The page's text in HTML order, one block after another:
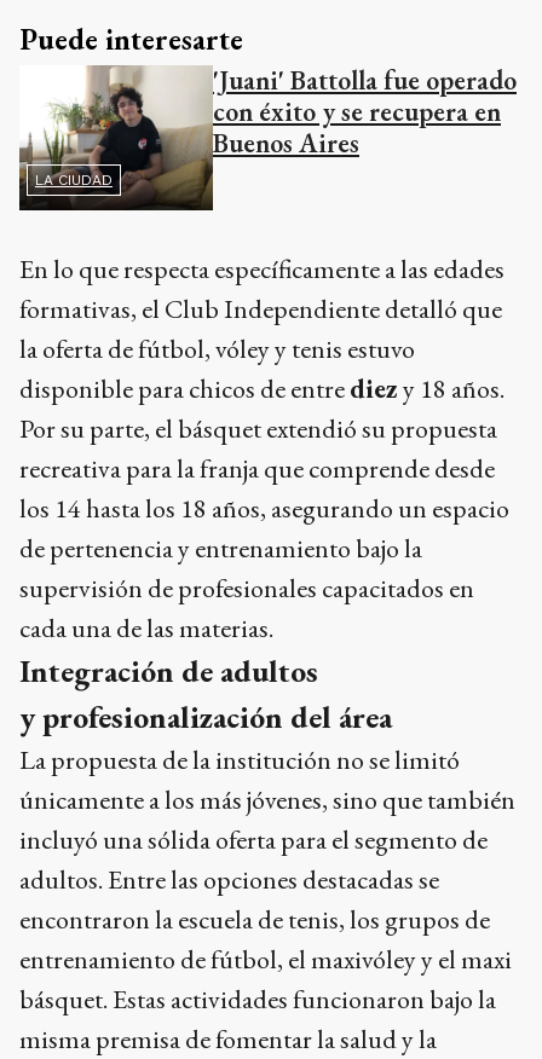
Puede interesarte
LA CIUDAD
'Juani' Battolla fue operado
con éxito y se recupera en
Buenos Aires
En lo que respecta específicamente a las edades
formativas, el Club Independiente detalló que
la oferta de fútbol, vóley y tenis estuvo
disponible para chicos de entrediezy 18 años.
Por su parte, el básquet extendió su propuesta
recreativa para la franja que comprende desde
los 14 hasta los 18 años, asegurando un espacio
de pertenencia y entrenamiento bajo la
supervisión de profesionales capacitados en
cada una de las materias.
Integración de adultos
y profesionalización del área
La propuesta de la institución no se limitó
únicamente a los más jóvenes, sino que también
incluyó una sólida oferta para el segmento de
adultos. Entre las opciones destacadas se
encontraron la escuela de tenis, los grupos de
entrenamiento de fútbol, el maxivóley y el maxi
básquet. Estas actividades funcionaron bajo la
misma premisa de fomentar la salud y la